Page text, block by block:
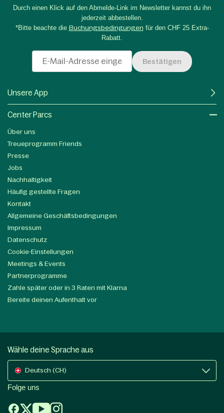
Durch einen Klick auf den Abmelde-Link im Newsletter kannst du ihn
jederzeit abbestellen.
*Bitte beachte die Buchungsbedingungen für den CHF 25 Extra-
Rabatt.
Bestätigen
Unsere App
Center Parcs
Über uns
Treueprogramm Friends
Presse
Jobs
Nachhaltigkeit
Häufig gestellte Fragen
Kontakt
Allgemeine Geschäftsbedingungen
Impressum
Datenschutz
Cookie-Einstellungen
Meetings & Events
Partnerprogramme
Zahle später oder in 3 Raten mit Klarna
Bereite deinen Aufenthalt vor
Wähle deine Sprache aus
Deutsch (CH)
Folge uns